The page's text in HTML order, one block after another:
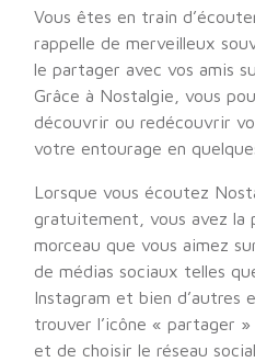
Vous êtes en train
rappelle de merveilleux
le partager avec vos amis
Grâce à Nostalgie, vous
découvrir ou redécouvrir
votre entourage en
Lorsque vous écoutez
gratuitement, vous avez la
morceau que vous aimez
de médias sociaux telles
Instagram et bien d’autres
trouver l’icône « partager
et de choisir le réseau